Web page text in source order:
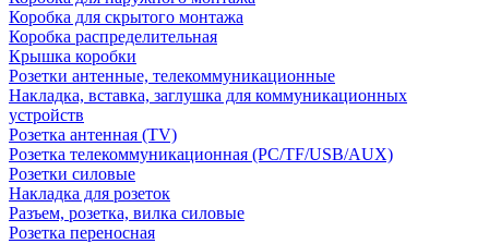
Коробка для скрытого монтажа
Коробка распределительная
Крышка коробки
Розетки антенные, телекоммуникационные
Накладка, вставка, заглушка для коммуникационных
устройств
Розетка антенная (TV)
Розетка телекоммуникационная (PC/TF/USB/AUX)
Розетки силовые
Накладка для розеток
Разъем, розетка, вилка силовые
Розетка переносная